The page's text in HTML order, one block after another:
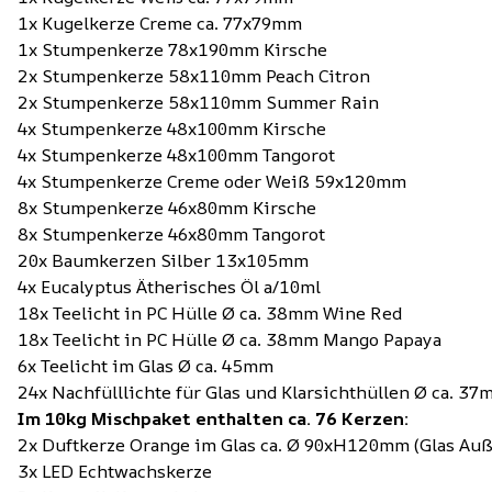
1x Kugelkerze Creme ca. 77x79mm
1x Stumpenkerze 78x190mm Kirsche
2x Stumpenkerze 58x110mm Peach Citron
2x Stumpenkerze 58x110mm Summer Rain
4x Stumpenkerze 48x100mm Kirsche
4x Stumpenkerze 48x100mm Tangorot
4x Stumpenkerze Creme oder Weiß 59x120mm
8x Stumpenkerze 46x80mm Kirsche
8x Stumpenkerze 46x80mm Tangorot
20x Baumkerzen Silber 13x105mm
4x Eucalyptus Ätherisches Öl a/10ml
18x Teelicht in PC Hülle Ø ca. 38mm Wine Red
18x Teelicht in PC Hülle Ø ca. 38mm Mango Papaya
6x Teelicht im Glas Ø ca. 45mm
24x Nachfülllichte für Glas und Klarsichthüllen Ø ca.
Im 10kg Mischpaket enthalten ca. 76 Kerzen:
2x Duftkerze Orange im Glas ca. Ø 90xH120mm (Glas
3x LED Echtwachskerze